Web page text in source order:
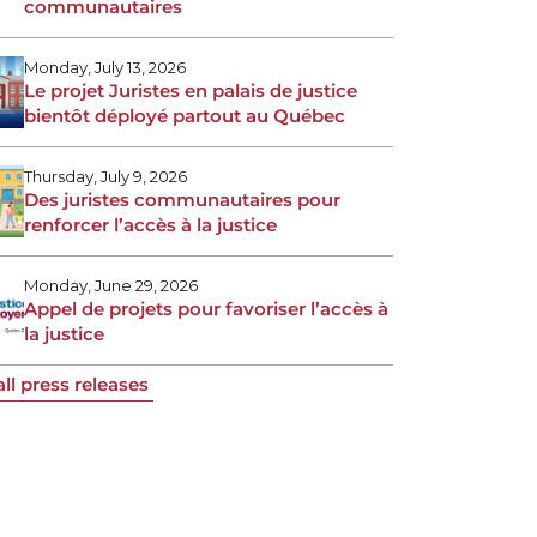
communautaires
Monday, July 13, 2026
Le projet Juristes en palais de justice
bientôt déployé partout au Québec
Thursday, July 9, 2026
Des juristes communautaires pour
renforcer l’accès à la justice
Monday, June 29, 2026
Appel de projets pour favoriser l’accès à
la justice
press releases